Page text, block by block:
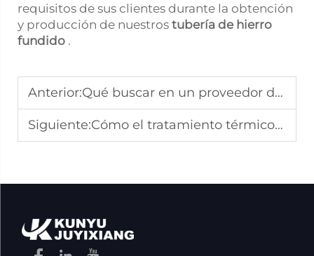
requisitos de sus clientes durante la obtención
y producción de nuestros tubería de hierro
fundido .
Anterior:Qué buscar en un proveedor de tuberías de hierro fundido
Siguiente:Cómo el tratamiento térmico mejora la resistencia de las tuberías de hierro fundido